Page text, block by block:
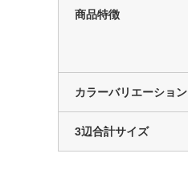
商品特徴
カラーバリエーション
3辺合計サイズ